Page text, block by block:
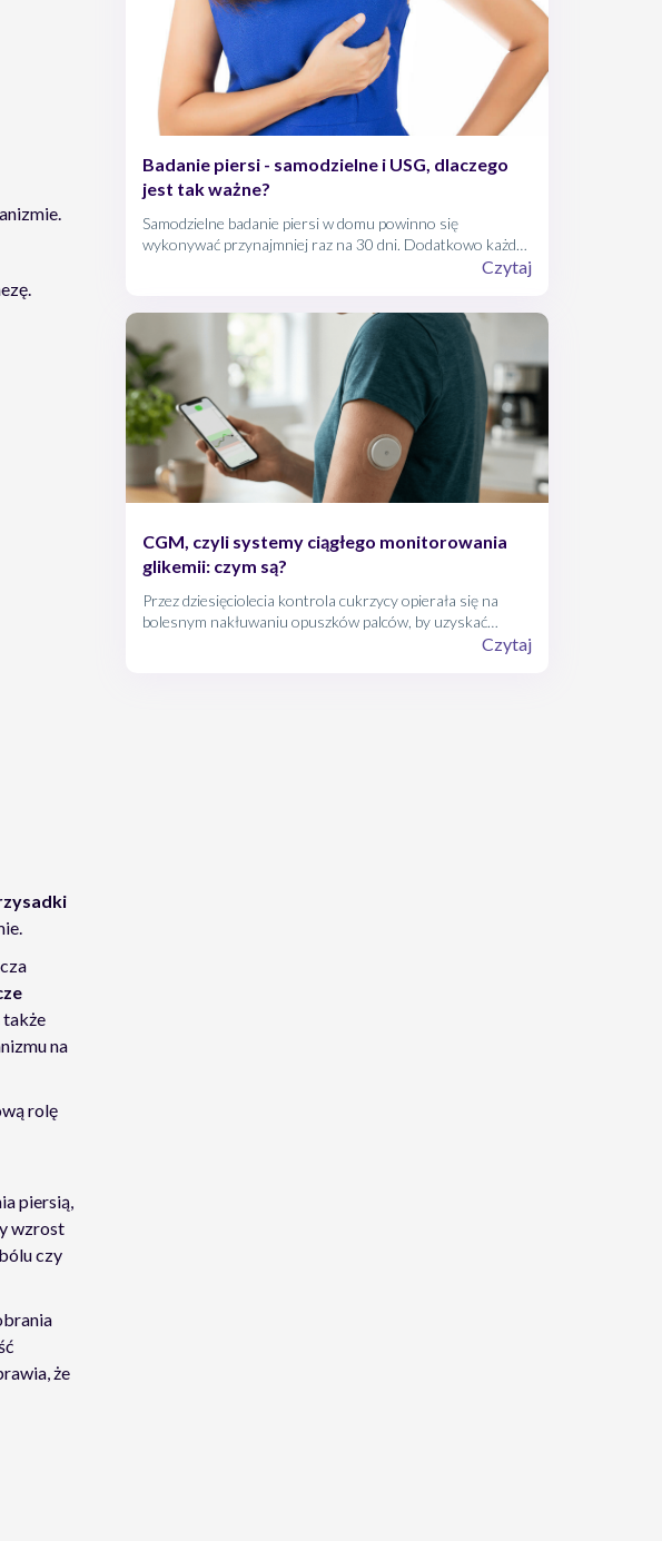
także
na
rolę
piersią,
wzrost
czy
że
Badanie piersi - samodzielne i USG, dlaczego
jest tak ważne?
Samodzielne badanie piersi w domu powinno się
wykonywać przynajmniej raz na 30 dni. Dodatkowo każda
Czytaj
CGM, czyli systemy ciągłego monitorowania
glikemii: czym są?
Przez dziesięciolecia kontrola cukrzycy opierała się na
bolesnym nakłuwaniu opuszków palców, by uzyskać
Czytaj